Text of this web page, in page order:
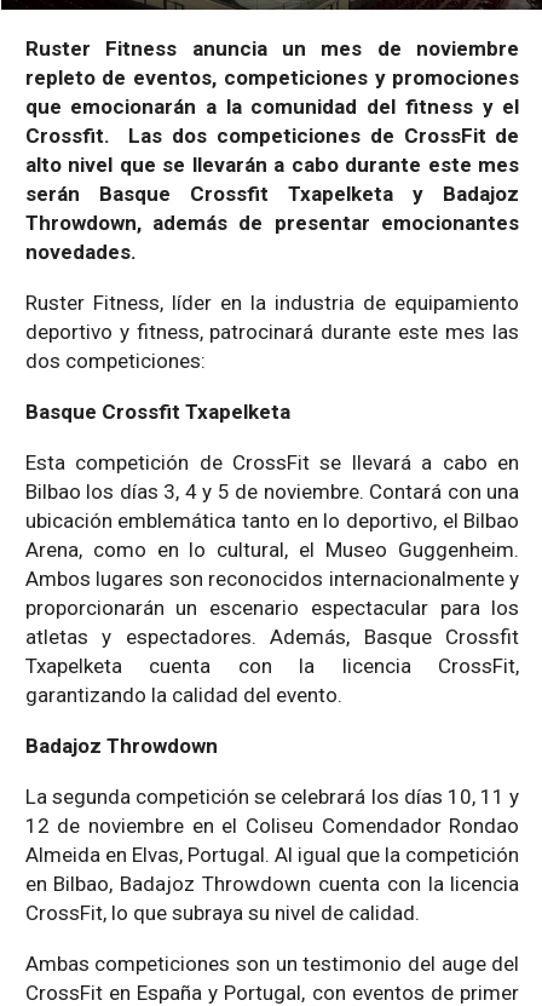
Ruster Fitness anuncia un mes de noviembre
repleto de eventos, competiciones y promociones
que emocionarán a la comunidad del fitness y el
Crossfit. Las dos competiciones de CrossFit de
alto nivel que se llevarán a cabo durante este mes
serán Basque Crossfit Txapelketa y Badajoz
Throwdown, además de presentar emocionantes
novedades.
Ruster Fitness, líder en la industria de equipamiento
deportivo y fitness, patrocinará durante este mes las
dos competiciones:
Basque Crossfit Txapelketa
Esta competición de CrossFit se llevará a cabo en
Bilbao los días 3, 4 y 5 de noviembre. Contará con una
ubicación emblemática tanto en lo deportivo, el Bilbao
Arena, como en lo cultural, el Museo Guggenheim.
Ambos lugares son reconocidos internacionalmente y
proporcionarán un escenario espectacular para los
atletas y espectadores. Además, Basque Crossfit
Txapelketa cuenta con la licencia CrossFit,
garantizando la calidad del evento.
Badajoz Throwdown
La segunda competición se celebrará los días 10, 11 y
12 de noviembre en el Coliseu Comendador Rondao
Almeida en Elvas, Portugal. Al igual que la competición
en Bilbao, Badajoz Throwdown cuenta con la licencia
CrossFit, lo que subraya su nivel de calidad.
Ambas competiciones son un testimonio del auge del
CrossFit en España y Portugal, con eventos de primer